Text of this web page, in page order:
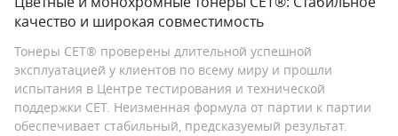
качество и широкая совместимость
Тонеры CET® проверены длительной успешной
эксплуатацией у клиентов по всему миру и прошли
испытания в Центре тестирования и технической
поддержки СЕТ. Неизменная формула от партии к партии
обеспечивает стабильный, предсказуемый результат.